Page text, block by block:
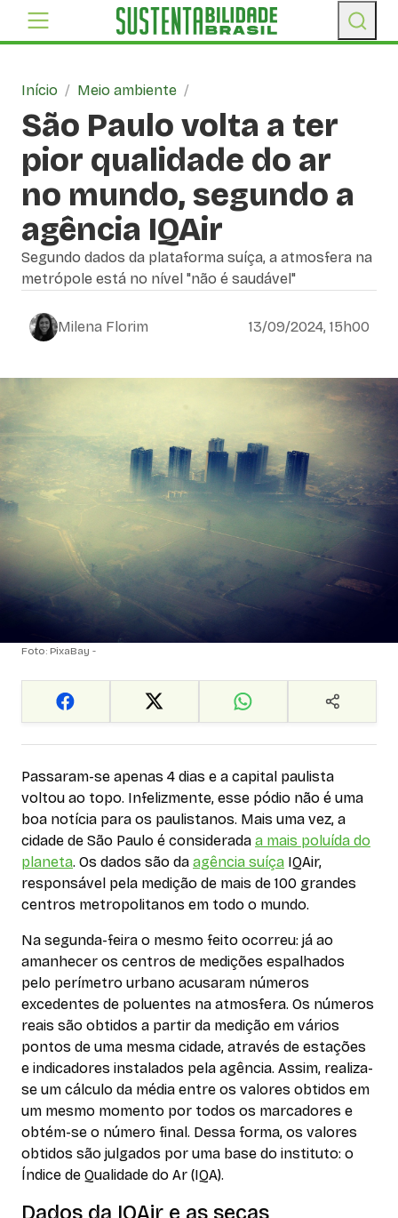
Início / Meio ambiente /
São Paulo volta a ter
pior qualidade do ar
no mundo, segundo a
agência IQAir
Segundo dados da plataforma suíça, a atmosfera na
metrópole está no nível "não é saudável"
Milena Florim 13/09/2024, 15h00
Foto: PixaBay -
Passaram-se apenas 4 dias e a capital paulista
voltou ao topo. Infelizmente, esse pódio não é uma
boa notícia para os paulistanos. Mais uma vez, a
cidade de São Paulo é considerada a mais poluída do
planeta. Os dados são da agência suíça IQAir,
responsável pela medição de mais de 100 grandes
centros metropolitanos em todo o mundo.
Na segunda-feira o mesmo feito ocorreu: já ao
amanhecer os centros de medições espalhados
pelo perímetro urbano acusaram números
excedentes de poluentes na atmosfera. Os números
reais são obtidos a partir da medição em vários
pontos de uma mesma cidade, através de estações
e indicadores instalados pela agência. Assim, realiza-
se um cálculo da média entre os valores obtidos em
um mesmo momento por todos os marcadores e
obtém-se o número final. Dessa forma, os valores
obtidos são julgados por uma base do instituto: o
Índice de Qualidade do Ar (IQA).
Dados da IQAir e as secas